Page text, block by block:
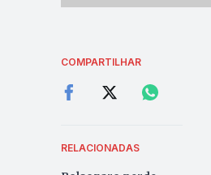
COMPARTILHAR
RELACIONADAS